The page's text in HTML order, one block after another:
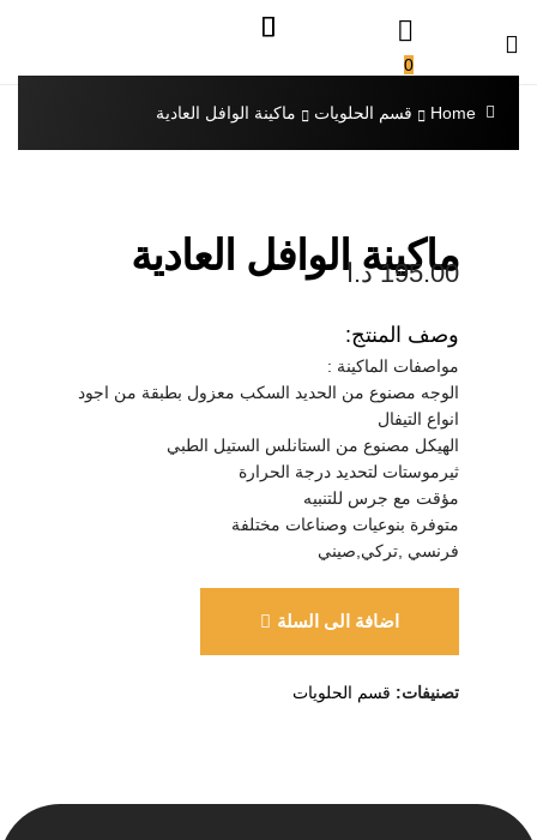
0
Home قسم الحلويات ماكينة الوافل العادية
ماكينة الوافل العادية
195.00 د.ا
وصف المنتج:
مواصفات الماكينة :
الوجه مصنوع من الحديد السكب معزول بطبقة من اجود
انواع التيفال
الهيكل مصنوع من الستانلس الستيل الطبي
ثيرموستات لتحديد درجة الحرارة
مؤقت مع جرس للتنبيه
متوفرة بنوعيات وصناعات مختلفة
فرنسي ,تركي,صيني
اضافة الى السلة
تصنيفات: قسم الحلويات